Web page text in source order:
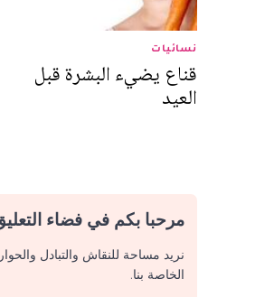
نسائيات
قناع يضيء البشرة قبل
العيد
مرحبا بكم في فضاء
نريد مساحة للنقاش والتبادل
الخاصة بنا.